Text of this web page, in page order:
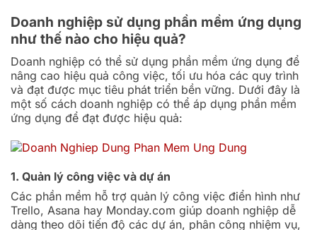
Doanh nghiệp sử dụng phần mềm ứng dụng
như thế nào cho hiệu quả?
Doanh nghiệp có thể sử dụng phần mềm ứng dụng để
nâng cao hiệu quả công việc, tối ưu hóa các quy trình
và đạt được mục tiêu phát triển bền vững. Dưới đây là
một số cách doanh nghiệp có thể áp dụng phần mềm
ứng dụng để đạt được hiệu quả:
1. Quản lý công việc và dự án
Các phần mềm hỗ trợ quản lý công việc điển hình như
Trello, Asana hay Monday.com giúp doanh nghiệp dễ
dàng theo dõi tiến độ các dự án, phân công nhiệm vụ,